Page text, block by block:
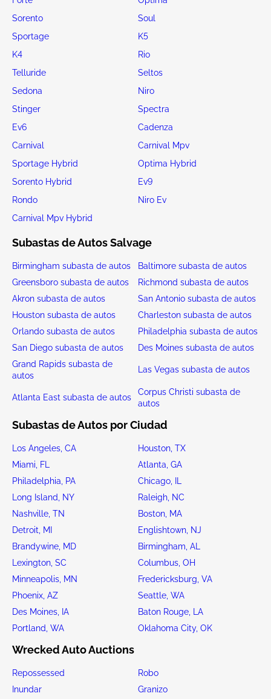
Sorento
Soul
Sportage
K5
K4
Rio
Telluride
Seltos
Sedona
Niro
Stinger
Spectra
Ev6
Cadenza
Carnival
Carnival Mpv
Sportage Hybrid
Optima Hybrid
Sorento Hybrid
Ev9
Rondo
Niro Ev
Carnival Mpv Hybrid
Subastas de Autos Salvage
Birmingham subasta de autos
Baltimore subasta de autos
Greensboro subasta de autos
Richmond subasta de autos
Akron subasta de autos
San Antonio subasta de autos
Houston subasta de autos
Charleston subasta de autos
Orlando subasta de autos
Philadelphia subasta de autos
San Diego subasta de autos
Des Moines subasta de autos
Grand Rapids subasta de
autos
Las Vegas subasta de autos
Atlanta East subasta de autos
Corpus Christi subasta de
autos
Subastas de Autos por Ciudad
Los Angeles, CA
Houston, TX
Miami, FL
Atlanta, GA
Philadelphia, PA
Chicago, IL
Long Island, NY
Raleigh, NC
Nashville, TN
Boston, MA
Detroit, MI
Englishtown, NJ
Brandywine, MD
Birmingham, AL
Lexington, SC
Columbus, OH
Minneapolis, MN
Fredericksburg, VA
Phoenix, AZ
Seattle, WA
Des Moines, IA
Baton Rouge, LA
Portland, WA
Oklahoma City, OK
Wrecked Auto Auctions
Repossessed
Robo
Inundar
Granizo